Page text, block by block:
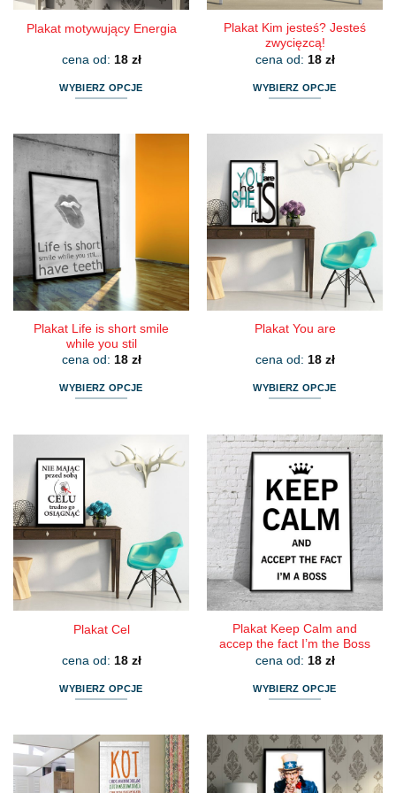
Plakat motywujący Energia
cena od: 18 zł
WYBIERZ OPCJE
ma
wiele
wariantów.
Opcje
można
wybrać
na
stronie
produktu
Plakat Kim jesteś? Jesteś
zwycięzcą!
cena od: 18 zł
WYBIERZ OPCJE
wiele
wariantów.
Opcje
można
wybrać
na
stronie
produktu
Plakat Life is short smile
while you stil
cena od: 18 zł
WYBIERZ OPCJE
wiele
wariantów.
Opcje
można
wybrać
na
stronie
produktu
Plakat You are
cena od: 18 zł
WYBIERZ OPCJE
ma
wiele
wariantów.
Opcje
można
wybrać
na
stronie
produktu
Plakat Cel
cena od: 18 zł
WYBIERZ OPCJE
ma
wiele
wariantów.
Plakat Keep Calm and
accep the fact I’m the Boss
cena od: 18 zł
WYBIERZ OPCJE
ma
wiele
wariantów.